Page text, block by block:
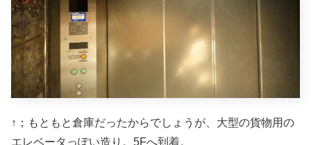
↑；もともと倉庫だったからでしょうが、大型の貨物用の
エレベータっぽい造り。5Fへ到着。